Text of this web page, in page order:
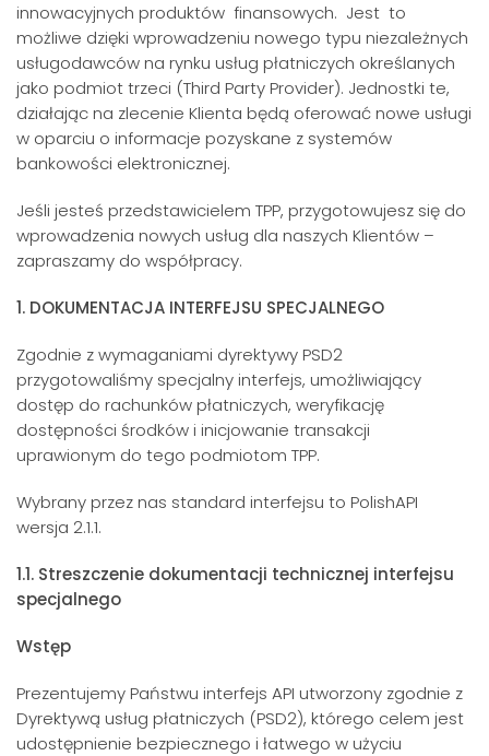
innowacyjnych produktów finansowych. Jest to
możliwe dzięki wprowadzeniu nowego typu niezależnych
usługodawców na rynku usług płatniczych określanych
jako podmiot trzeci (Third Party Provider). Jednostki te,
działając na zlecenie Klienta będą oferować nowe usługi
w oparciu o informacje pozyskane z systemów
bankowości elektronicznej.
Jeśli jesteś przedstawicielem TPP, przygotowujesz się do
wprowadzenia nowych usług dla naszych Klientów –
zapraszamy do współpracy.
1. DOKUMENTACJA INTERFEJSU SPECJALNEGO
Zgodnie z wymaganiami dyrektywy PSD2
przygotowaliśmy specjalny interfejs, umożliwiający
dostęp do rachunków płatniczych, weryfikację
dostępności środków i inicjowanie transakcji
uprawionym do tego podmiotom TPP.
Wybrany przez nas standard interfejsu to PolishAPI
wersja 2.1.1.
1.1. Streszczenie dokumentacji technicznej interfejsu
specjalnego
Wstęp
Prezentujemy Państwu interfejs API utworzony zgodnie z
Dyrektywą usług płatniczych (PSD2), którego celem jest
udostępnienie bezpiecznego i łatwego w użyciu